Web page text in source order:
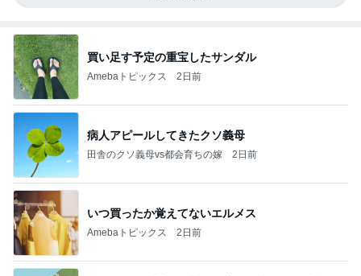
買い足す予定の重宝したサンダル
Amebaトピックス 2日前
病人アピールしてきたクソ義母
田舎のクソ義母vs都会育ちの嫁 2日前
いつ買ったか覚えてないエルメス
Amebaトピックス 2日前